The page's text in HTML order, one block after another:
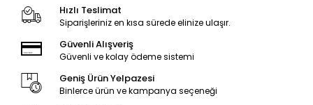
Hızlı Teslimat
Siparişleriniz en kısa sürede elinize ulaşır.
Güvenli Alışveriş
Güvenli ve kolay ödeme sistemi
Geniş Ürün Yelpazesi
Binlerce ürün ve kampanya seçeneği